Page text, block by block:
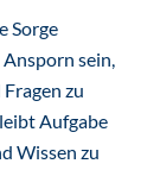
Sorge
sein,
zu
Aufgabe
Wissen zu